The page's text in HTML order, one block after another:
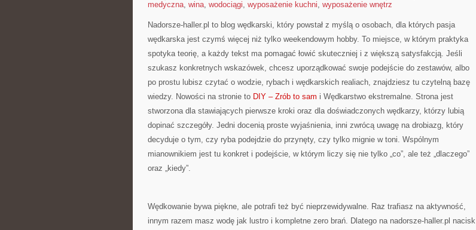
medyczna, wina, wodociągi, wyposażenie kuchni, wyposażenie wnętrz
Nadorsze-haller.pl to blog wędkarski, który powstał z myślą o osobach, dla których pasja
wędkarska jest czymś więcej niż tylko weekendowym hobby. To miejsce, w którym praktyka
spotyka teorię, a każdy tekst ma pomagać łowić skuteczniej i z większą satysfakcją. Jeśli
szukasz konkretnych wskazówek, chcesz uporządkować swoje podejście do zestawów, albo
po prostu lubisz czytać o wodzie, rybach i wędkarskich realiach, znajdziesz tu czytelną bazę
wiedzy. Nowości na stronie to DIY – Zrób to sam i Wędkarstwo ekstremalne. Strona jest
stworzona dla stawiających pierwsze kroki oraz dla doświadczonych wędkarzy, którzy lubią
dopinać szczegóły. Jedni docenią proste wyjaśnienia, inni zwrócą uwagę na drobiazg, który
decyduje o tym, czy ryba podejdzie do przynęty, czy tylko mignie w toni. Wspólnym
mianownikiem jest tu konkret i podejście, w którym liczy się nie tylko „co”, ale też „dlaczego”
oraz „kiedy”.
Wędkowanie bywa piękne, ale potrafi też być nieprzewidywalne. Raz trafiasz na aktywność,
innym razem masz wodę jak lustro i kompletne zero brań. Dlatego na nadorsze-haller.pl nacisk